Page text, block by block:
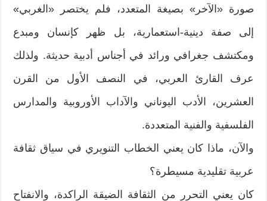
صورة «الآخر» بصيغة المتعدد، فلم يختصر «الغربي»
إلى صفة دينية-استعمارية، بل ظهر كإنسان ومبدع
ومكتشف جغرافي ورائد في أجناس أدبية حديثة. ولذلك
عرف القارئ العربي، في النصف الأول من القرن
العشرين، الأدب اليوناني والآداب الأوروبية والمدارس
الفلسفية والفنية المتعددة.
والآن، ماذا كان يعني الخطاب التنويري في سياق ثقافة
عربية تقليدية مسيطرة؟
كان يعني التحرر من الثقافة الضيقة الراكدة، والانفتاح